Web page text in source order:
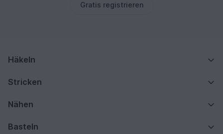
Gratis registrieren
Häkeln
Stricken
Nähen
Basteln